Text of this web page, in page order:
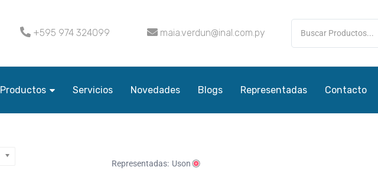
+595 974 324099 maia.verdun@inal.com.py
Productos Servicios Novedades Blogs Representadas Contacto
Representadas: Uson